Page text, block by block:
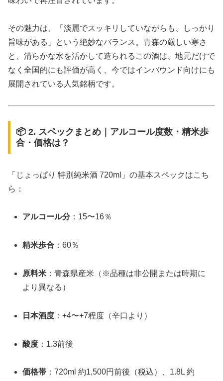
その魅力は、「淡麗でスッキリしていながらも、しっかり
旨味がある」という絶妙なバランス。青森の厳しい寒さ
と、清らかな水を活かして造られるこの酒は、地元だけで
なく全国的にも評価が高く、今ではインバウンド向けにも
展開されている人気銘柄です。
📦 2. スペックまとめ｜アルコール度数・精米歩
合・価格は？
「じょっぱり 特別純米酒 720ml」の基本スペックはこち
ら：
アルコール分：15〜16％
精米歩合 ：60％
原料米 ：青森県産米（※品種は非公開または時期に
より異なる）
日本酒度 ：+4〜+7程度（辛口より）
酸度 ：1.3前後
価格帯 ：720ml 約1,500円前後（税込）、1.8L 約